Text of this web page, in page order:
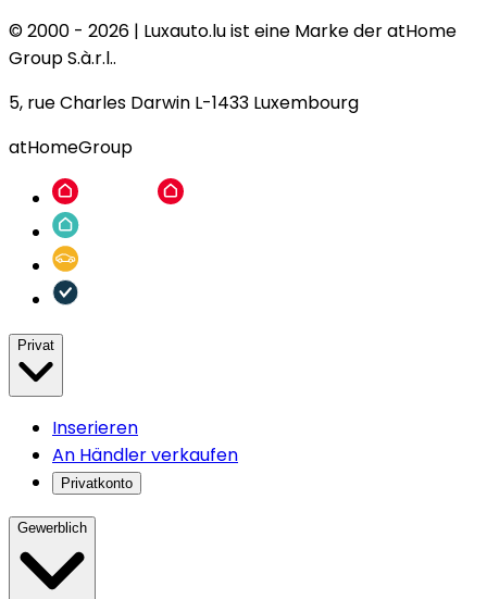
© 2000 - 2026 | Luxauto.lu ist eine Marke der atHome
Group S.à.r.l..
5, rue Charles Darwin L-1433 Luxembourg
atHomeGroup
Privat
Inserieren
An Händler verkaufen
Privatkonto
Gewerblich